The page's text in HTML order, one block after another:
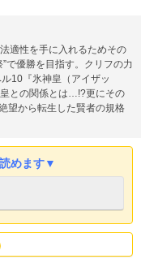
適性を手に入れるためその
で優勝を目指す。クリフの力
10『氷神皇（アイザッ
との関係とは…!?更にその
望から転生した賢者の規格
めます▼